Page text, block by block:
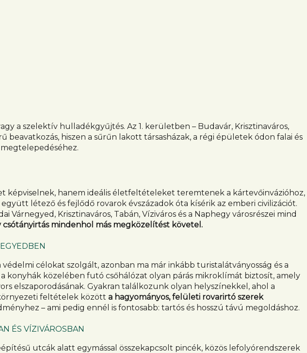
a szelektív hulladékgyűjtés. Az 1. kerületben – Budavár, Krisztinaváros,
beavatkozás, hiszen a sűrűn lakott társasházak, a régi épületek ódon falai és
hanem ideális életfeltételeket teremtenek a kártevőinvázióhoz,
létező és fejlődő rovarok évszázadok óta kísérik az emberi civilizációt.
Krisztinaváros, Tabán, Víziváros és a Naphegy városrészei mind
csótányirtás mindenhol más megközelítést követel.
célokat szolgált, azonban ma már inkább turistalátványosság és a
konyhák közelében futó csőhálózat olyan párás mikroklímát biztosít, amely
elszaporodásának. Gyakran találkozunk olyan helyszínekkel, ahol a
feltételek között a hagyományos, felületi rovarirtó szerek
– ami pedig ennél is fontosabb: tartós és hosszú távú megoldáshoz.
ÉS VÍZIVÁROSBAN
utcák alatt egymással összekapcsolt pincék, közös lefolyórendszerek